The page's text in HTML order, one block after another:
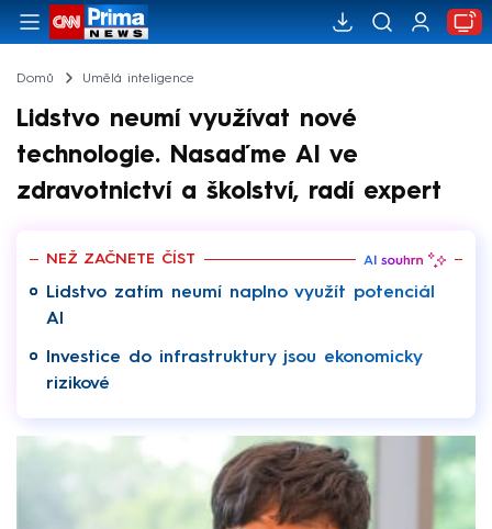
Domů Umělá inteligence
Lidstvo neumí využívat nové
technologie. Nasaďme AI ve
zdravotnictví a školství, radí expert
NEŽ ZAČNETE ČÍST
Lidstvo zatím neumí naplno využít potenciál
AI
Investice do infrastruktury jsou ekonomicky
rizikové